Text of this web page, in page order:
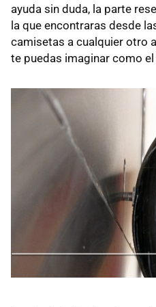
ayuda sin duda, la parte
la que encontraras desde
camisetas a cualquier otro
te puedas imaginar como